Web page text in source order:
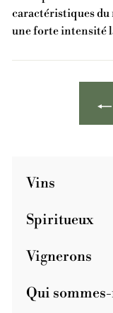
caractéristiques du
une forte intensité
Vins
Spiritueux
Vignerons
Qui